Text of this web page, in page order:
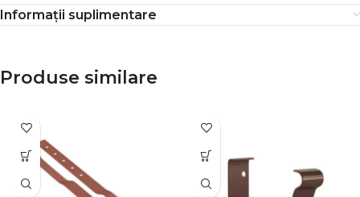
Informații suplimentare
Produse similare